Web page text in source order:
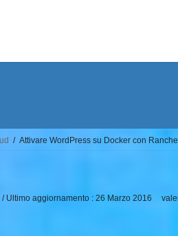
Attivare WordPress su Docker con
/ Ultimo aggiornamento : 26 Marzo 2016